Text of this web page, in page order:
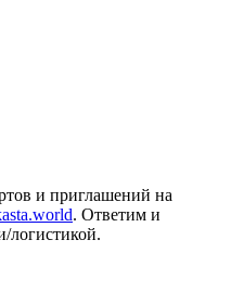
и приглашений на
. Ответим и
логистикой.